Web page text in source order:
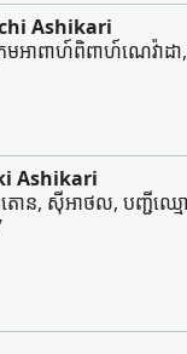
Ashikari
អាពាហ៍ពិពាហ៍ណេវ៉ាដា,
Ashikari
ោន, ស៊ីអាថល, បញ្ជីឈ្មោ